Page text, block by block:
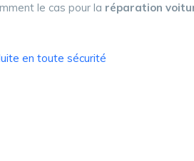
le cas pour la réparation
en toute sécurité